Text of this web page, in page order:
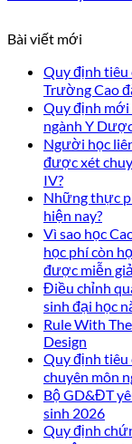
Bài viết mới
Quy định tiêu
Trường Cao
Quy định mới
ngành Y
Người học
được xét
IV?
Những thực
hiện nay?
Vì sao học
học phí còn
được miễn
Điều chỉnh
sinh đại học
Rule With
Design
Quy định tiêu
chuyên môn
Bộ GD&ĐT
sinh 2026
Quy định